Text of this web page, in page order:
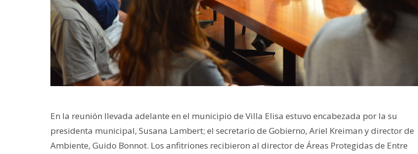
En la reunión llevada adelante en el municipio de Villa Elisa estuvo encabezada por la su
presidenta municipal, Susana Lambert; el secretario de Gobierno, Ariel Kreiman y director de
Ambiente, Guido Bonnot. Los anfitriones recibieron al director de Áreas Protegidas de Entre